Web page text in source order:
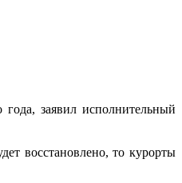
заявил исполнительный
восстановлено, то курорты